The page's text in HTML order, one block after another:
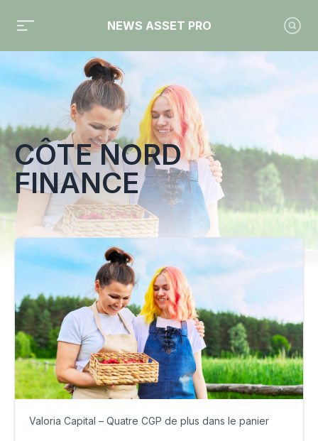
NEWS ASSET PRO
Toute l'actualité sur le tag "Côte Nord Finance"
CÔTE NORD
FINANCE
Valoria Capital – Quatre CGP de plus dans le panier